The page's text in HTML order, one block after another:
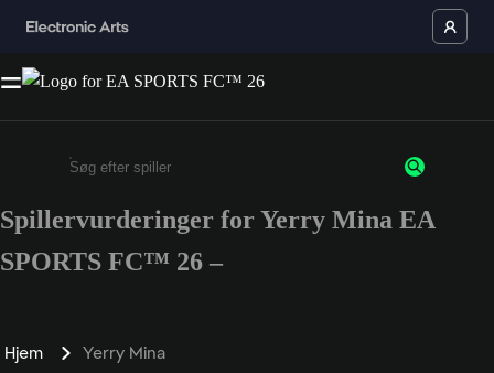
Enter a minimum of 3 characters or numbers
Spillervurderinger for Yerry Mina EA
SPORTS FC™ 26 –
Hjem Yerry Mina